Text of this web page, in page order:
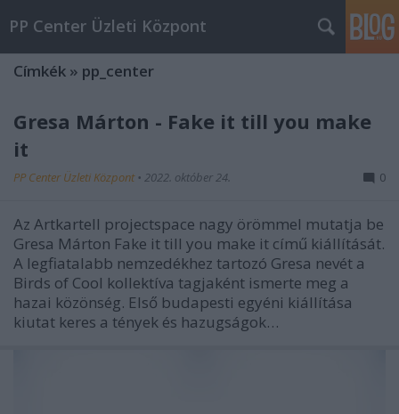
PP Center Üzleti Központ
Címkék » pp_center
Gresa Márton - Fake it till you make
it
PP Center Üzleti Központ • 2022. október 24. 0
Az Artkartell projectspace nagy örömmel mutatja be
Gresa Márton Fake it till you make it című kiállítását.
A legfiatalabb nemzedékhez tartozó Gresa nevét a
Birds of Cool kollektíva tagjaként ismerte meg a
hazai közönség. Első budapesti egyéni kiállítása
kiutat keres a tények és hazugságok…